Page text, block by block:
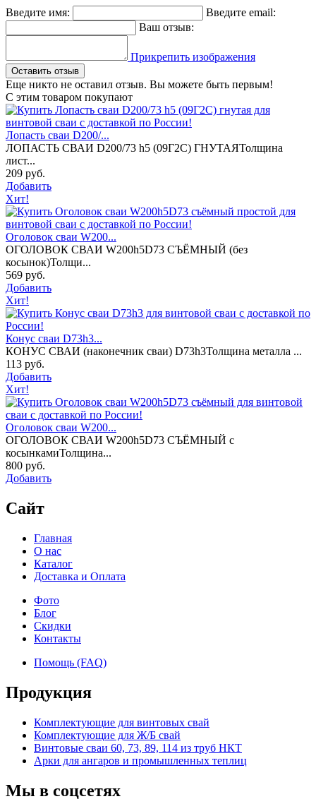
Введите имя:
Введите email:
Ваш отзыв:
Прикрепить изображения
Оставить отзыв
Еще никто не оставил отзыв. Вы можете быть первым!
С этим товаром покупают
Лопасть сваи D200/...
ЛОПАСТЬ СВАИ D200/73 h5 (09Г2С) ГНУТАЯТолщина
лист...
209 руб.
Добавить
Хит!
Оголовок сваи W200...
ОГОЛОВОК СВАИ W200h5D73 СЪЁМНЫЙ (без
косынок)Толщи...
569 руб.
Добавить
Хит!
Конус сваи D73h3...
КОНУС СВАИ (наконечник сваи) D73h3Толщина металла ...
113 руб.
Добавить
Хит!
Оголовок сваи W200...
ОГОЛОВОК СВАИ W200h5D73 СЪЁМНЫЙ с
косынкамиТолщина...
800 руб.
Добавить
Сайт
Главная
О нас
Каталог
Доставка и Оплата
Фото
Блог
Скидки
Контакты
Помощь (FAQ)
Продукция
Комплектующие для винтовых свай
Комплектующие для Ж/Б свай
Винтовые сваи 60, 73, 89, 114 из труб НКТ
Арки для ангаров и промышленных теплиц
Мы в соцсетях